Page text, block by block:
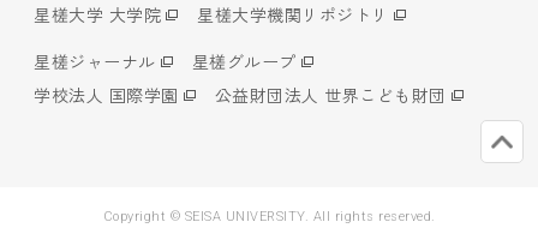
星槎大学 大学院
星槎大学機関リポジトリ
星槎ジャーナル
星槎グループ
学校法人 国際学園
公益財団法人 世界こども財団
Copyright © SEISA UNIVERSITY. All rights reserved.